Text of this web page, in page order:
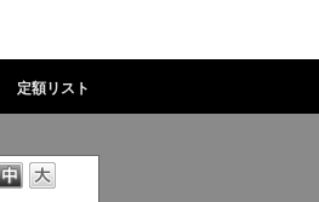
定額リスト